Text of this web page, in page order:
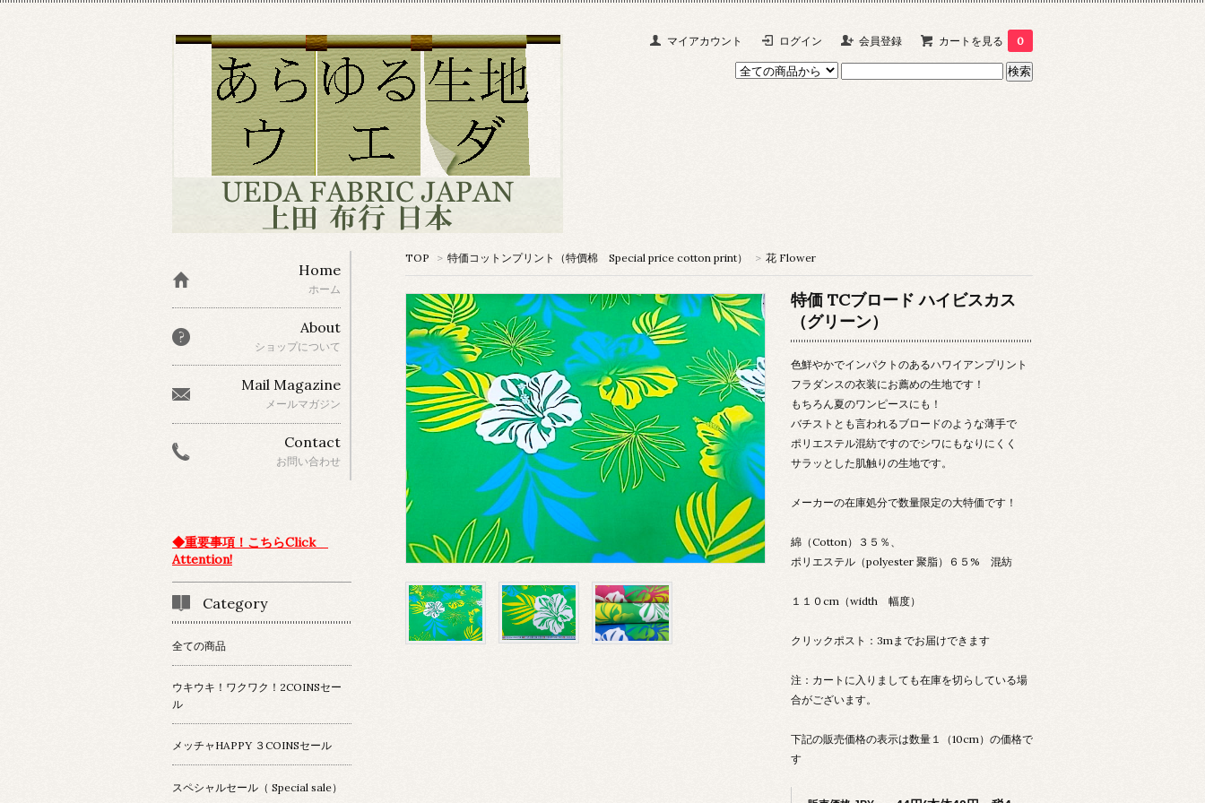
マイアカウント ログイン 会員登録 カートを見る 0
TOP > 特価コットンプリント（特價棉 Special price cotton print） > 花 Flower
特価 TCブロード ハイビスカス
（グリーン）
色鮮やかでインパクトのあるハワイアンプリント
フラダンスの衣装にお薦めの生地です！
もちろん夏のワンピースにも！
バチストとも言われるブロードのような薄手で
ポリエステル混紡ですのでシワにもなりにくく
サラッとした肌触りの生地です。
メーカーの在庫処分で数量限定の大特価です！
綿（Cotton）３５％、
ポリエステル（polyester 聚脂）６５% 混紡
１１０cm（width 幅度）
クリックポスト：3mまでお届けできます
注：カートに入りましても在庫を切らしている場
合がございます。
下記の販売価格の表示は数量１（10cm）の価格で
す
Home
ホーム
About
ショップについて
Mail Magazine
メールマガジン
Contact
お問い合わせ
◆重要事項！こちらClick
Attention!
Category
全ての商品
ウキウキ！ワクワク！2COINSセー
ル
メッチャHAPPY ３COINSセール
スペシャルセール（ Special sale）